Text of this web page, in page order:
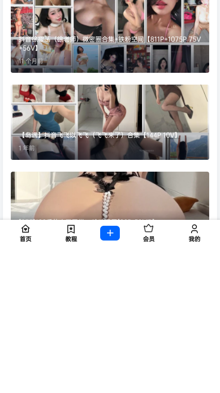
抖音徐樱菡（徐老师）微密圈合集+铁粉空间【811P+1075P 75V
+56V】
11 个月前
【岛遇】抖音飞飞以飞飞（飞飞来了）合集【144P 10V】
1 年前
[033]120斤的小王同学 – 珍珠猛图[20P-50MB]
11 个月前
首页 教程 会员 我的